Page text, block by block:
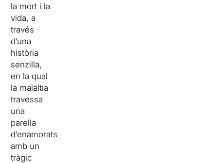
la mort i la
vida, a
través
d’una
història
senzilla,
en la qual
la malaltia
travessa
una
parella
d’enamorats
amb un
tràgic